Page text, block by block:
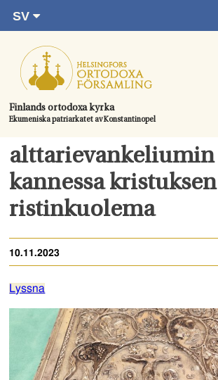
direkt
innehållet.
Finlands ortodoxa kyrka
Ekumeniska patriarkatet av Konstantinopel
SV
RU
EN
UA
Huvudsida
Gudstjänster
Kom med
Kontaktuppgifter
Dopet
Bröllop
alttarievankeliumin
kannessa kristuksen
ristinkuolema
10.11.2023
Lyssna